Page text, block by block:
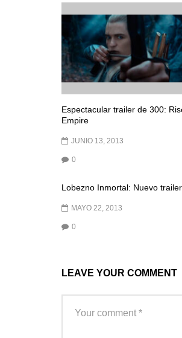
Espectacular trailer de 300:
Empire
JUNIO 13, 2013
0
Lobezno Inmortal: Nuevo
MAYO 22, 2013
0
LEAVE YOUR COMMENT